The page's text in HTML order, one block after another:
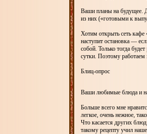
Ваши планы на будущее.
из них («готовыми к
Хотим открыть сеть кафе
наступит остановка —
собой. Только тогда
сутки. Поэтому
Блиц-опрос
Ваши любимые блюда и
Больше всего мне
легкое, очень нежное,
Что касается других
такому рецепту учил